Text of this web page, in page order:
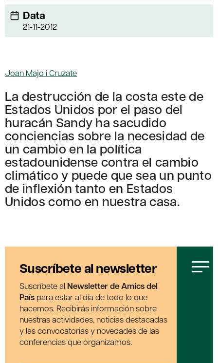
Data
21-11-2012
Joan Majo i Cruzate
La destrucción de la costa este de
Estados Unidos por el paso del
huracán Sandy ha sacudido
conciencias sobre la necesidad de
un cambio en la política
estadounidense contra el cambio
climático y puede que sea un punto
de inflexión tanto en Estados
Unidos como en nuestra casa.
Suscríbete al newsletter
Suscríbete al Newsletter de Amics del
País para estar al día de todo lo que
hacemos. Recibirás información sobre
nuestras actividades, noticias destacadas
y las convocatorias y novedades de las
conferencias que organizamos.